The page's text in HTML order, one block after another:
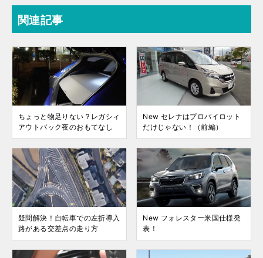
関連記事
ちょっと物足りない？レガシィ
アウトバック夜のおもてなし
New セレナはプロパイロット
だけじゃない！（前編）
疑問解決！自転車での左折導入
路がある交差点の走り方
New フォレスター米国仕様発
表！